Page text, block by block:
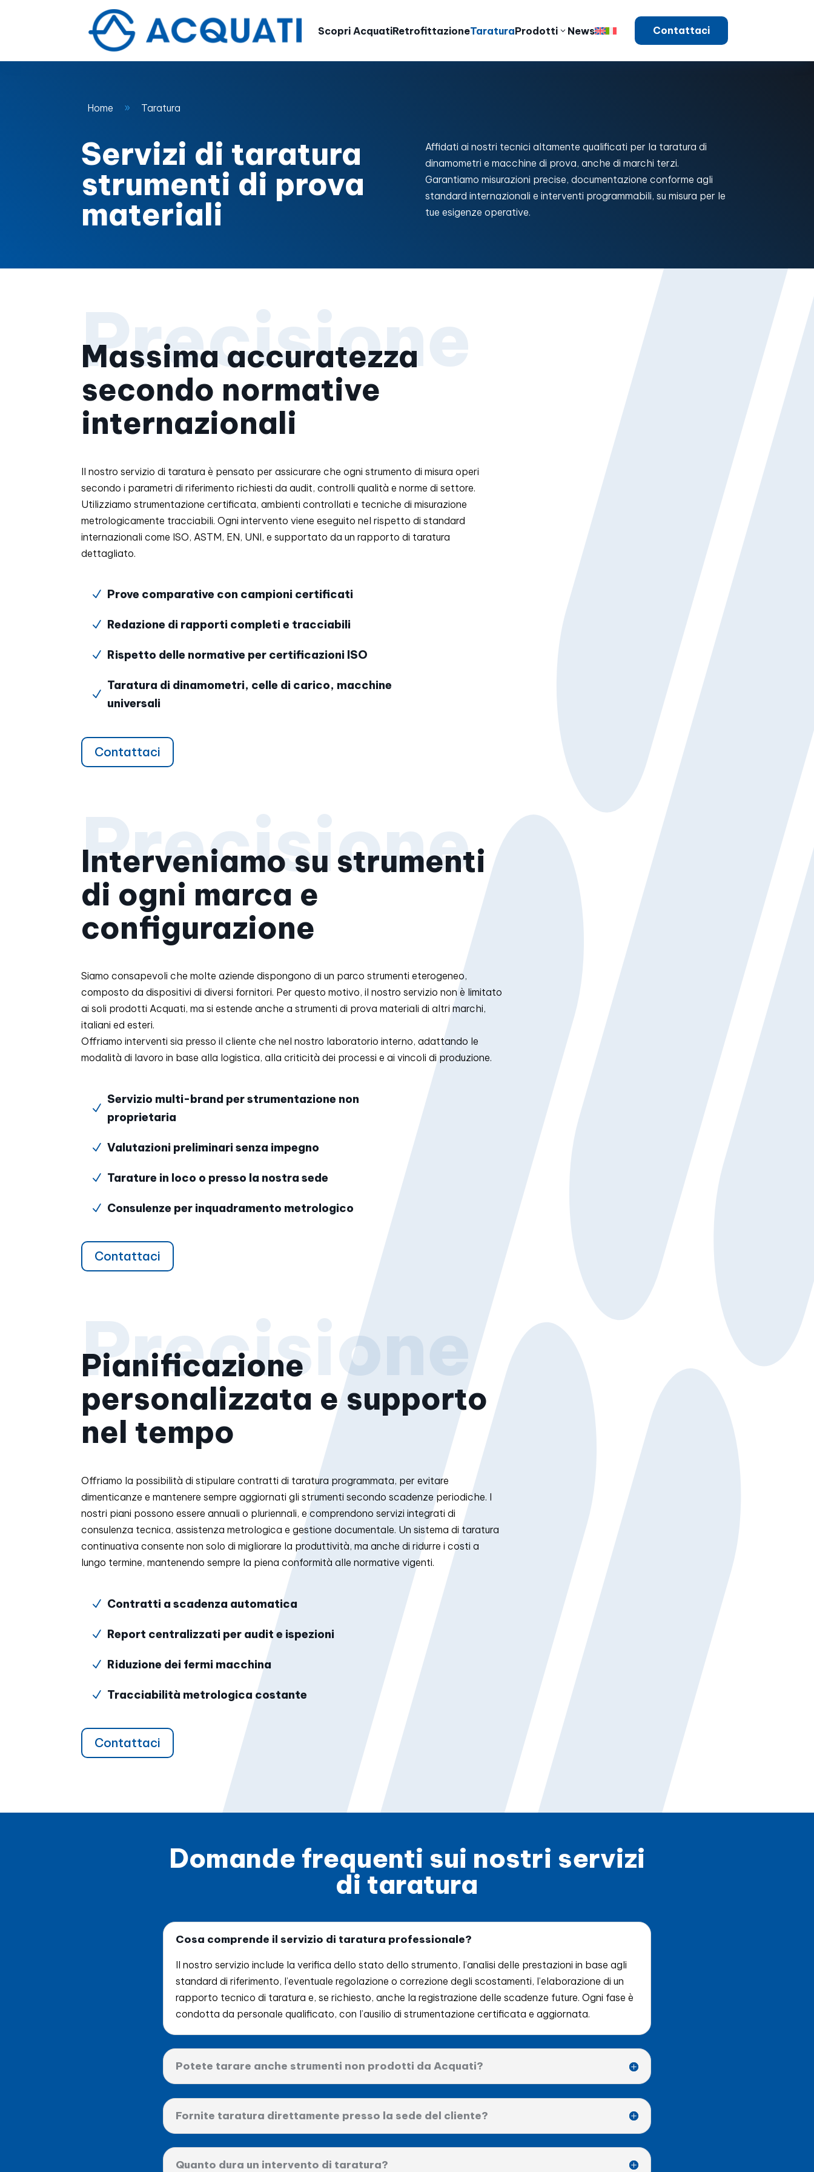
Scopri AcquatiRetrofittazioneTaraturaProdotti News Contattaci
Home 9 Taratura
Servizi di taratura
strumenti di prova
materiali
Affidati ai nostri tecnici altamente qualificati per la taratura di
dinamometri e macchine di prova, anche di marchi terzi.
Garantiamo misurazioni precise, documentazione conforme agli
standard internazionali e interventi programmabili, su misura per le
tue esigenze operative.
Massima accuratezza
secondo normative
internazionali
Il nostro servizio di taratura è pensato per assicurare che ogni strumento di misura operi
secondo i parametri di riferimento richiesti da audit, controlli qualità e norme di settore.
Utilizziamo strumentazione certificata, ambienti controllati e tecniche di misurazione
metrologicamente tracciabili. Ogni intervento viene eseguito nel rispetto di standard
internazionali come ISO, ASTM, EN, UNI, e supportato da un rapporto di taratura
dettagliato.
N Prove comparative con campioni certificati
N Redazione di rapporti completi e tracciabili
N Rispetto delle normative per certificazioni ISO
N
Taratura di dinamometri, celle di carico, macchine
universali
Contattaci
Interveniamo su strumenti
di ogni marca e
configurazione
Siamo consapevoli che molte aziende dispongono di un parco strumenti eterogeneo,
composto da dispositivi di diversi fornitori. Per questo motivo, il nostro servizio non è limitato
ai soli prodotti Acquati, ma si estende anche a strumenti di prova materiali di altri marchi,
italiani ed esteri.
Offriamo interventi sia presso il cliente che nel nostro laboratorio interno, adattando le
modalità di lavoro in base alla logistica, alla criticità dei processi e ai vincoli di produzione.
N
Servizio multi-brand per strumentazione non
proprietaria
N Valutazioni preliminari senza impegno
N Tarature in loco o presso la nostra sede
N Consulenze per inquadramento metrologico
Contattaci
Pianificazione
personalizzata e supporto
nel tempo
Offriamo la possibilità di stipulare contratti di taratura programmata, per evitare
dimenticanze e mantenere sempre aggiornati gli strumenti secondo scadenze periodiche. I
nostri piani possono essere annuali o pluriennali, e comprendono servizi integrati di
consulenza tecnica, assistenza metrologica e gestione documentale. Un sistema di taratura
continuativa consente non solo di migliorare la produttività, ma anche di ridurre i costi a
lungo termine, mantenendo sempre la piena conformità alle normative vigenti.
N Contratti a scadenza automatica
N Report centralizzati per audit e ispezioni
N Riduzione dei fermi macchina
N Tracciabilità metrologica costante
Contattaci
Domande frequenti sui nostri servizi
di taratura
Cosa comprende il servizio di taratura professionale?
Il nostro servizio include la verifica dello stato dello strumento, l’analisi delle prestazioni in base agli
standard di riferimento, l’eventuale regolazione o correzione degli scostamenti, l’elaborazione di un
rapporto tecnico di taratura e, se richiesto, anche la registrazione delle scadenze future. Ogni fase è
condotta da personale qualificato, con l’ausilio di strumentazione certificata e aggiornata.
Potete tarare anche strumenti non prodotti da Acquati?
Fornite taratura direttamente presso la sede del cliente?
Quanto dura un intervento di taratura?